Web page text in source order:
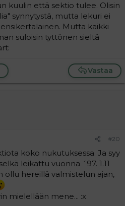
kuulin että sektio tulee. Olisin
synnytystä, mutta lekuri ei
Mutta kaikki
suloisin tyttönen sieltä
Vastaa
#20
koko nukutuksessa. Ja syy
leikattu vuonna ´97. 1.11
ollu hereillä valmistelun ajan,
mielellään mene... :x